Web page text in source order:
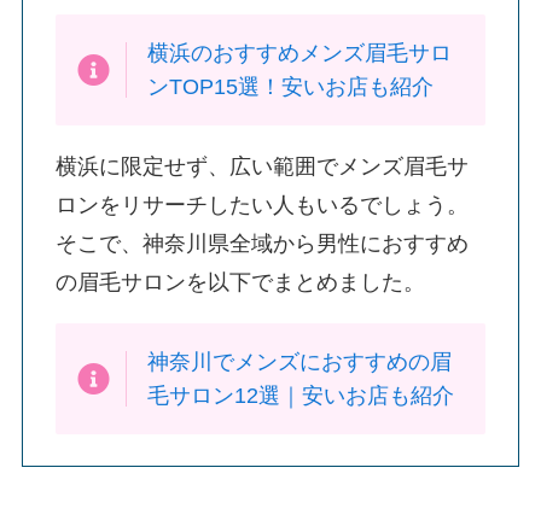
横浜のおすすめメンズ眉毛サロ
ンTOP15選！安いお店も紹介
横浜に限定せず、広い範囲でメンズ眉毛サ
ロンをリサーチしたい人もいるでしょう。
そこで、神奈川県全域から男性におすすめ
の眉毛サロンを以下でまとめました。
神奈川でメンズにおすすめの眉
毛サロン12選｜安いお店も紹介